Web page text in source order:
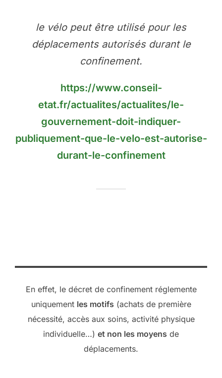
le vélo peut être utilisé pour les
déplacements autorisés durant le
confinement.
https://www.conseil-
etat.fr/actualites/actualites/le-
gouvernement-doit-indiquer-
publiquement-que-le-velo-est-autorise-
durant-le-confinement
En effet, le décret de confinement réglemente
uniquement les motifs (achats de première
nécessité, accès aux soins, activité physique
individuelle…) et non les moyens de
déplacements.